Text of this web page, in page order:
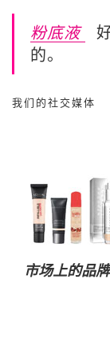
粉底液
的。
我们的社交媒体
市场上的品牌